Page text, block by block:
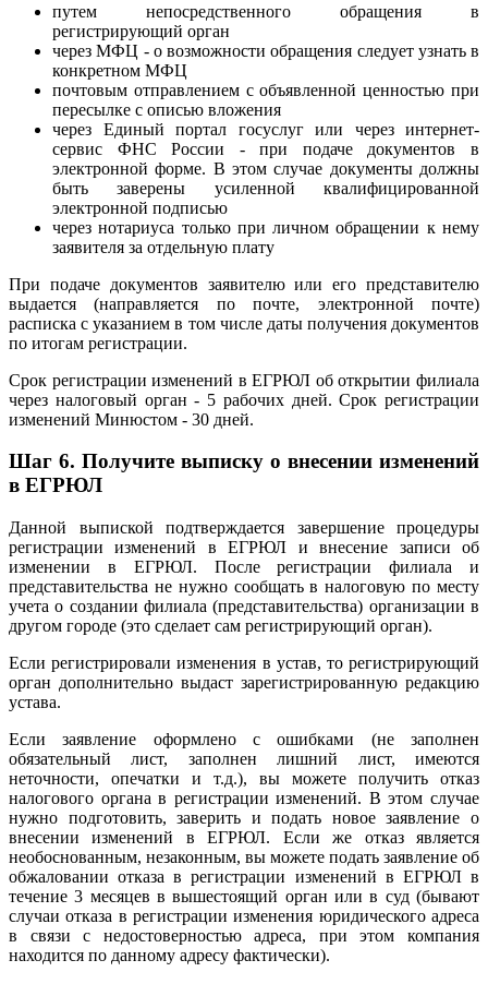
путем непосредственного обращения в
регистрирующий орган
через МФЦ - о возможности обращения следует узнать в
конкретном МФЦ
почтовым отправлением с объявленной ценностью при
пересылке с описью вложения
через Единый портал госуслуг или через интернет-
сервис ФНС России - при подаче документов в
электронной форме. В этом случае документы должны
быть заверены усиленной квалифицированной
электронной подписью
через нотариуса только при личном обращении к нему
заявителя за отдельную плату
При подаче документов заявителю или его представителю
выдается (направляется по почте, электронной почте)
расписка с указанием в том числе даты получения документов
по итогам регистрации.
Срок регистрации изменений в ЕГРЮЛ об открытии филиала
через налоговый орган - 5 рабочих дней. Срок регистрации
изменений Минюстом - 30 дней.
Шаг 6. Получите выписку о внесении изменений
в ЕГРЮЛ
Данной выпиской подтверждается завершение процедуры
регистрации изменений в ЕГРЮЛ и внесение записи об
изменении в ЕГРЮЛ. После регистрации филиала и
представительства не нужно сообщать в налоговую по месту
учета о создании филиала (представительства) организации в
другом городе (это сделает сам регистрирующий орган).
Если регистрировали изменения в устав, то регистрирующий
орган дополнительно выдаст зарегистрированную редакцию
устава.
Если заявление оформлено с ошибками (не заполнен
обязательный лист, заполнен лишний лист, имеются
неточности, опечатки и т.д.), вы можете получить отказ
налогового органа в регистрации изменений. В этом случае
нужно подготовить, заверить и подать новое заявление о
внесении изменений в ЕГРЮЛ. Если же отказ является
необоснованным, незаконным, вы можете подать заявление об
обжаловании отказа в регистрации изменений в ЕГРЮЛ в
течение 3 месяцев в вышестоящий орган или в суд (бывают
случаи отказа в регистрации изменения юридического адреса
в связи с недостоверностью адреса, при этом компания
находится по данному адресу фактически).